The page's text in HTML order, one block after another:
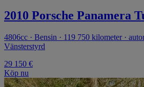
2010 Porsche Panamera
4806cc · Bensin · 119 750 kilometer ·
Vänsterstyrd
29 150 €
Köp nu